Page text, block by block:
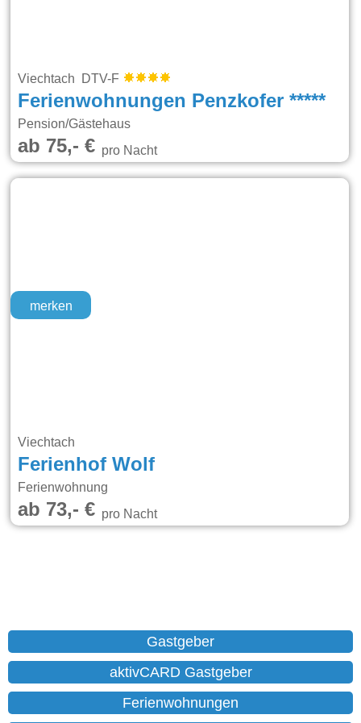
Viechtach DTV-F
Ferienwohnungen Penzkofer *****
Pension/Gästehaus
ab 75,- €pro Nacht
merken
Viechtach
Ferienhof Wolf
Ferienwohnung
ab 73,- €pro Nacht
Gastgeber
aktivCARD Gastgeber
Ferienwohnungen